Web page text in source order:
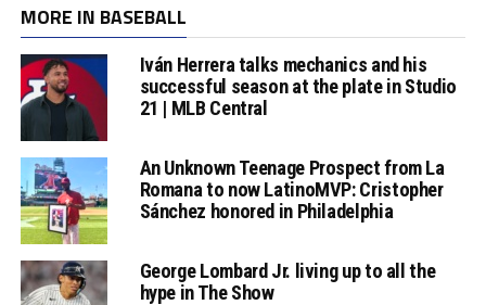
MORE IN BASEBALL
Iván Herrera talks mechanics and his
successful season at the plate in Studio
21 | MLB Central
An Unknown Teenage Prospect from La
Romana to now LatinoMVP: Cristopher
Sánchez honored in Philadelphia
George Lombard Jr. living up to all the
hype in The Show